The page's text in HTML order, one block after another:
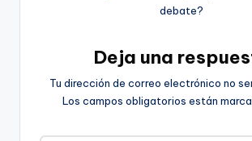
debate?
Deja una
Tu dirección de correo electrónico no
Los campos obligatorios están